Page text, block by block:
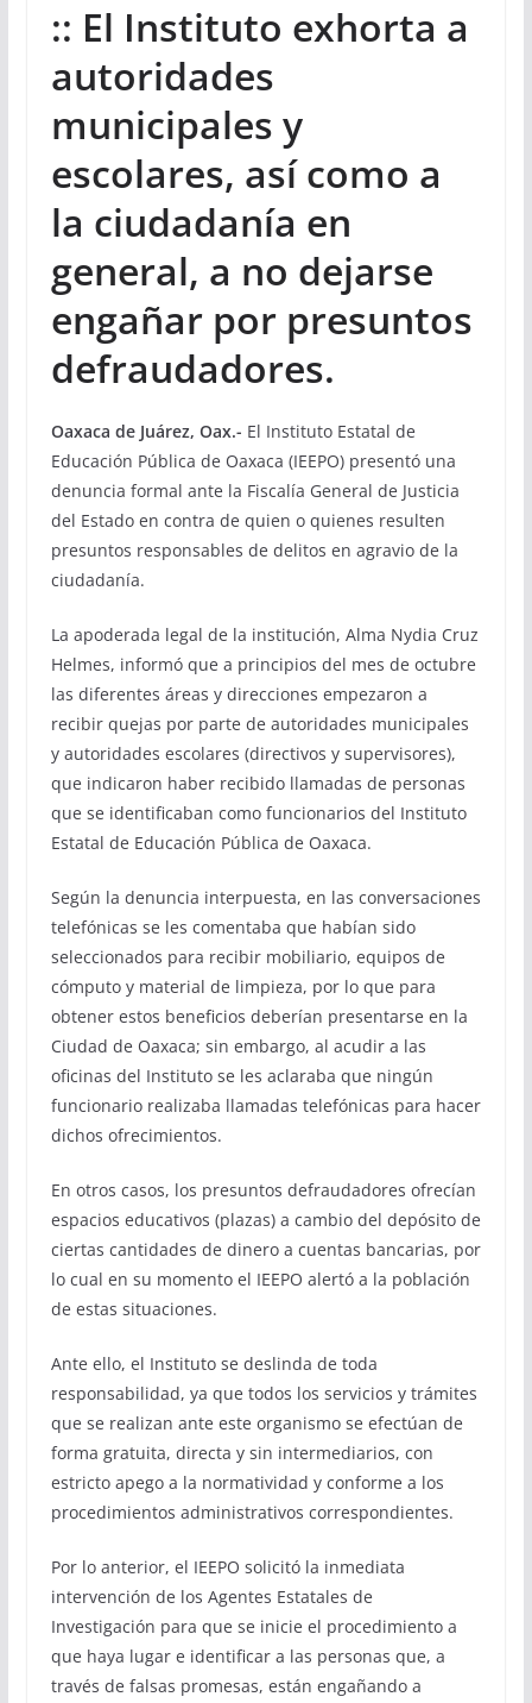
:: El Instituto exhorta a
autoridades
municipales y
escolares, así como a
la ciudadanía en
general, a no dejarse
engañar por presuntos
defraudadores.
Oaxaca de Juárez, Oax.- El Instituto Estatal de
Educación Pública de Oaxaca (IEEPO) presentó una
denuncia formal ante la Fiscalía General de Justicia
del Estado en contra de quien o quienes resulten
presuntos responsables de delitos en agravio de la
ciudadanía.
La apoderada legal de la institución, Alma Nydia Cruz
Helmes, informó que a principios del mes de octubre
las diferentes áreas y direcciones empezaron a
recibir quejas por parte de autoridades municipales
y autoridades escolares (directivos y supervisores),
que indicaron haber recibido llamadas de personas
que se identificaban como funcionarios del Instituto
Estatal de Educación Pública de Oaxaca.
Según la denuncia interpuesta, en las conversaciones
telefónicas se les comentaba que habían sido
seleccionados para recibir mobiliario, equipos de
cómputo y material de limpieza, por lo que para
obtener estos beneficios deberían presentarse en la
Ciudad de Oaxaca; sin embargo, al acudir a las
oficinas del Instituto se les aclaraba que ningún
funcionario realizaba llamadas telefónicas para hacer
dichos ofrecimientos.
En otros casos, los presuntos defraudadores ofrecían
espacios educativos (plazas) a cambio del depósito de
ciertas cantidades de dinero a cuentas bancarias, por
lo cual en su momento el IEEPO alertó a la población
de estas situaciones.
Ante ello, el Instituto se deslinda de toda
responsabilidad, ya que todos los servicios y trámites
que se realizan ante este organismo se efectúan de
forma gratuita, directa y sin intermediarios, con
estricto apego a la normatividad y conforme a los
procedimientos administrativos correspondientes.
Por lo anterior, el IEEPO solicitó la inmediata
intervención de los Agentes Estatales de
Investigación para que se inicie el procedimiento a
que haya lugar e identificar a las personas que, a
través de falsas promesas, están engañando a